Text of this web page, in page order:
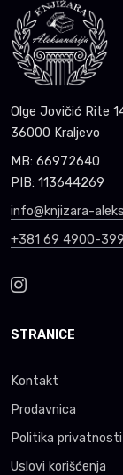
Olge Jovičić Rite
36000 Kraljevo
MB: 66972640
PIB: 113644269
info@knjizara-
+381 69 4900-399
STRANICE
Kontakt
Prodavnica
Politika privatnosti
Uslovi korišćenja